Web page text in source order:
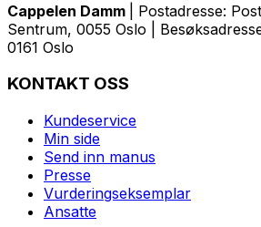
Cappelen Damm
| Postadresse:
Sentrum, 0055 Oslo |
0161 Oslo
KONTAKT OSS
Kundeservice
Min side
Send inn manus
Presse
Vurderingseksemplar
Ansatte